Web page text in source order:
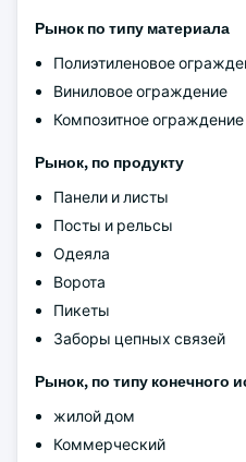
Рынок по типу материала
Полиэтиленовое
Виниловое ограждение
Композитное ограждение
Рынок, по продукту
Панели и листы
Посты и рельсы
Одеяла
Ворота
Пикеты
Заборы цепных связей
Рынок, по типу конечного
жилой дом
Коммерческий